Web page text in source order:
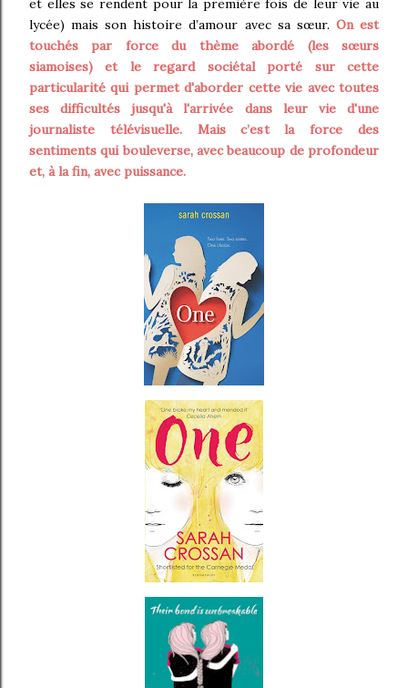
et elles se rendent pour la première fois de leur vie au
lycée) mais son histoire d’amour avec sa sœur. On est
touchés par force du thème abordé (les sœurs
siamoises) et le regard sociétal porté sur cette
particularité qui permet d'aborder cette vie avec toutes
ses difficultés jusqu'à l'arrivée dans leur vie d'une
journaliste télévisuelle. Mais c’est la force des
sentiments qui bouleverse, avec beaucoup de profondeur
et, à la fin, avec puissance.